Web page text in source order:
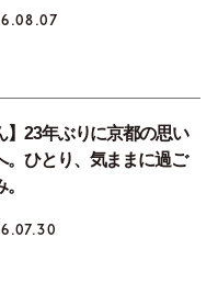
】23年ぶりに京都の思い
。ひとり、気ままに過ご